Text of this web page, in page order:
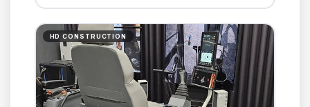
HD CONSTRUCTION